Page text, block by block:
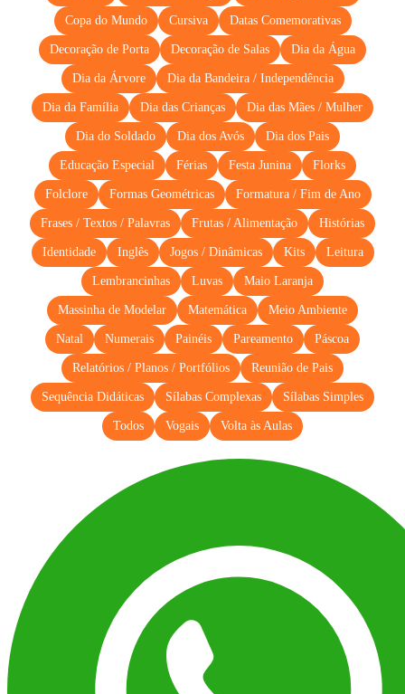
Copa do Mundo Cursiva Datas Comemorativas
Decoração de Porta Decoração de Salas Dia da Água
Dia da Árvore Dia da Bandeira / Independência
Dia da Família Dia das Crianças Dia das Mães / Mulher
Dia do Soldado Dia dos Avós Dia dos Pais
Educação Especial Férias Festa Junina Florks
Folclore Formas Geométricas Formatura / Fim de Ano
Frases / Textos / Palavras Frutas / Alimentação Histórias
Identidade Inglês Jogos / Dinâmicas Kits Leitura
Lembrancinhas Luvas Maio Laranja
Massinha de Modelar Matemática Meio Ambiente
Natal Numerais Painéis Pareamento Páscoa
Relatórios / Planos / Portfólios Reunião de Pais
Sequência Didáticas Sílabas Complexas Sílabas Simples
Todos Vogais Volta às Aulas